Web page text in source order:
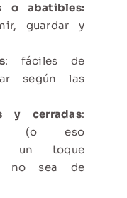
o abatibles:
guardar y
: fáciles de
según las
y cerradas:
(o eso
un toque
no sea de